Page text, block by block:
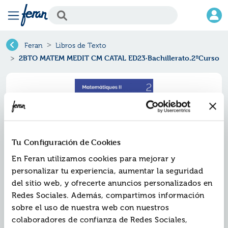
Tu Configuración de Cookies
En Feran utilizamos cookies para mejorar y
personalizar tu experiencia, aumentar la seguridad
del sitio web, y ofrecerte anuncios personalizados en
Redes Sociales. Además, compartimos información
sobre el uso de nuestra web con nuestros
colaboradores de confianza de Redes Sociales,
Feran Libros de Texto
2BTO MATEM MEDIT CM CATAL ED23·Bachillerato.2ºCurso
2bto matem medit cm catal
ed23·bachillerato.2ºcurso